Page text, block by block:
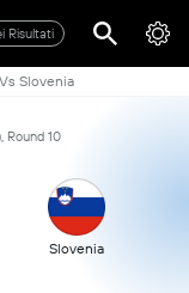
Risultati
Slovenia
Round 10
Slovenia